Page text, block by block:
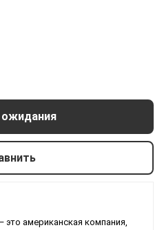
ожидания
это американская компания,